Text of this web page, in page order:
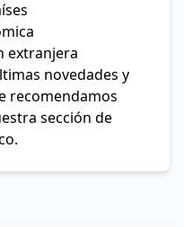
extranjera
novedades y
recomendamos
sección de